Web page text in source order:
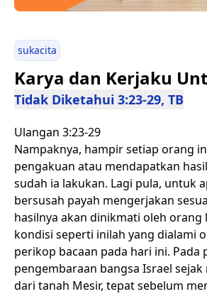
sukacita
Karya dan Kerjaku
Tidak Diketahui 3:23-29, TB
Ulangan 3:23-29
Nampaknya, hampir setiap orang
pengakuan atau mendapatkan
sudah ia lakukan. Lagi pula, untuk
bersusah payah mengerjakan
hasilnya akan dinikmati oleh orang
kondisi seperti inilah yang dialami
perikop bacaan pada hari ini. Pada
pengembaraan bangsa Israel
dari tanah Mesir, tepat sebelum